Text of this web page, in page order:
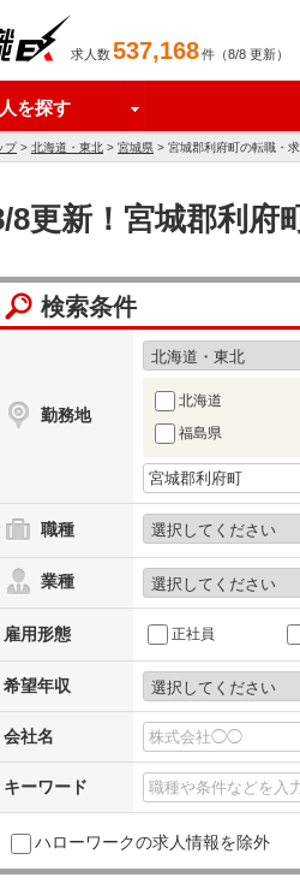
求人数537,168件（8/8 更新）
を探す
プ> 北海道・東北 > 宮城県 > 宮城郡利府町の転職・
8更新！宮城郡利
検索条件
勤務地
北海道
福島県
職種
業種
雇用形態 正社員
希望年収
会社名
キーワード
ハローワークの求人情報を除外